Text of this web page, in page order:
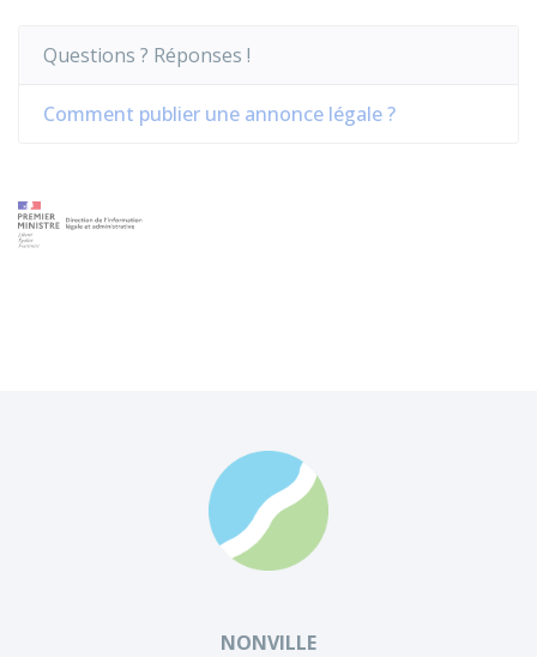
Questions ? Réponses !
Comment publier une annonce légale ?
NONVILLE